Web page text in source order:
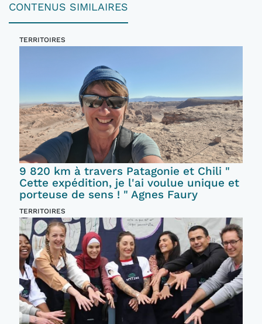
CONTENUS SIMILAIRES
TERRITOIRES
9 820 km à travers Patagonie et Chili "
Cette expédition, je l'ai voulue unique et
porteuse de sens ! " Agnes Faury
TERRITOIRES